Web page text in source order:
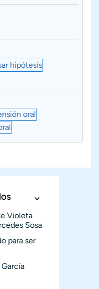
hipótesis
oral
Violeta
Sosa
para ser